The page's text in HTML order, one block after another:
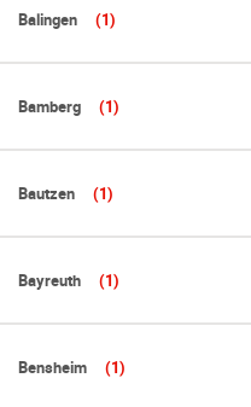
Balingen (1)
Bamberg (1)
Bautzen (1)
Bayreuth (1)
Bensheim (1)